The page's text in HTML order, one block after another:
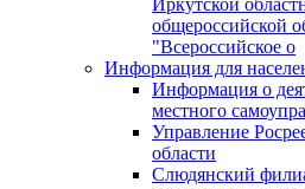
Иркутской
общероссийской
"Всероссийское о
Информация для
Информация о
местного
Управление
области
Слюдянский